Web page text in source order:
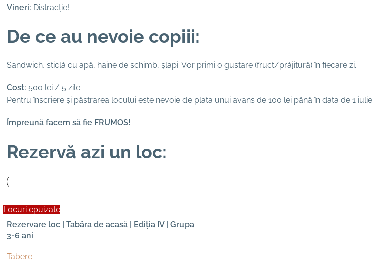
Vineri: Distracție!
De ce au nevoie copiii:
Sandwich, sticlă cu apă, haine de schimb, șlapi. Vor primi o gustare (fruct/prăjitură) în fiecare zi.
Cost: 500 lei / 5 zile
Pentru înscriere și păstrarea locului este nevoie de plata unui avans de 100 lei până în data de 1 iulie.
Împreună facem să fie FRUMOS!
Rezervă azi un loc:
Locuri epuizate
Rezervare loc | Tabăra de acasă | Ediția IV | Grupa
3-6 ani
Tabere